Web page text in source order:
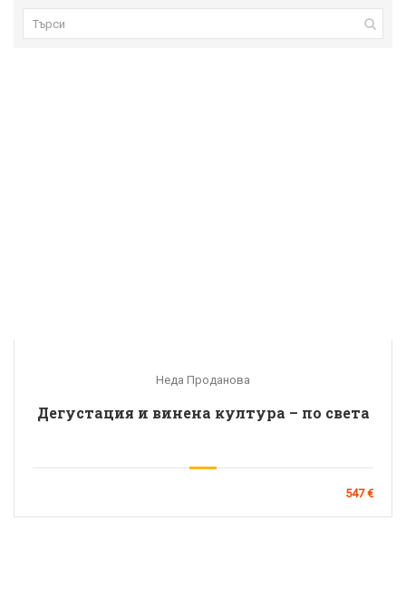
Неда Проданова
Дегустация и винена култура – по света
547 €